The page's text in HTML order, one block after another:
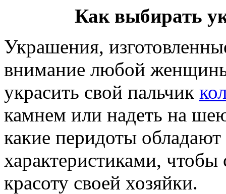
Как выбирать
Украшения,
внимание любой
украсить свой пальчик
камнем или надеть на
какие перидоты
характеристиками,
красоту своей хозяйки.